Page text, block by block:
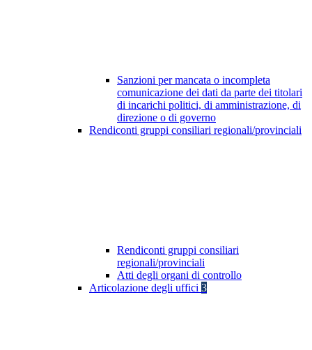
Sanzioni per mancata o incompleta
comunicazione dei dati da parte dei titolari
di incarichi politici, di amministrazione, di
direzione o di governo
Rendiconti gruppi consiliari regionali/provinciali
Rendiconti gruppi consiliari
regionali/provinciali
Atti degli organi di controllo
Articolazione degli uffici 3